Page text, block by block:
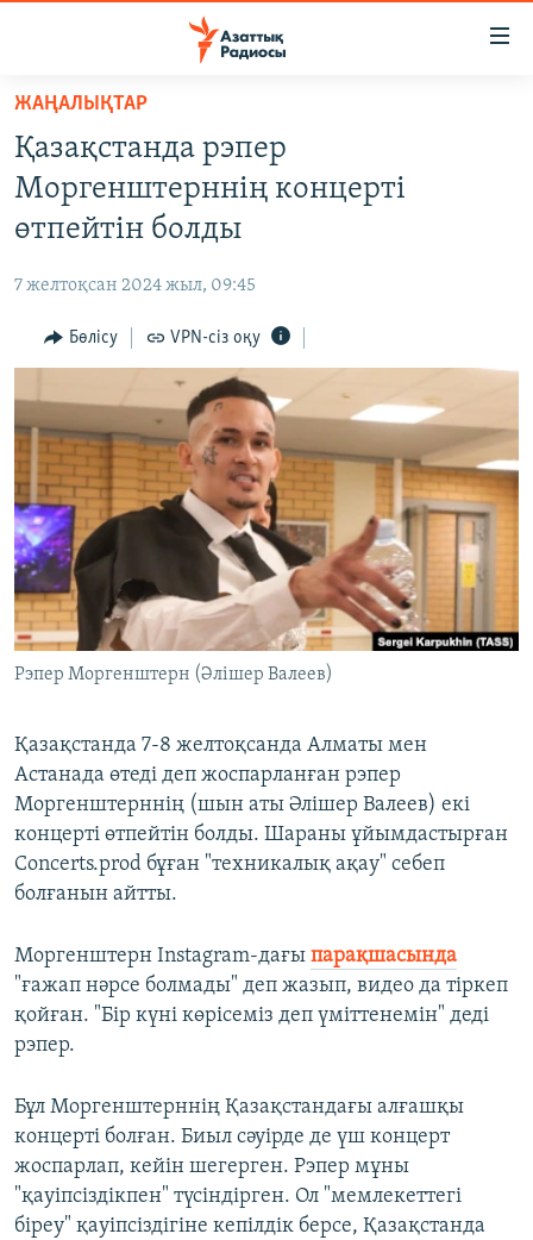
Skip
main
content
main
to
САЯСАТ
AZATTYQTV
АДАМ ҚҰҚЫҚТАРЫ
ӘЛЕУМЕТ
АРНАЙЫ ЖОБАЛАР
Русский
ЖАЗЫЛЫҢЫЗ
Басқа тілдерде
ЖАҢАЛЫҚТАР
Қазақстанда рэпер
Моргенштерннің концерті
өтпейтін болды
7 желтоқсан 2024 жыл, 09:45
Бөлісу VPN-сіз оқу
Рэпер Моргенштерн (Әлішер Валеев)
Қазақстанда 7-8 желтоқсанда Алматы мен
Астанада өтеді деп жоспарланған рэпер
Моргенштерннің (шын аты Әлішер Валеев) екі
концерті өтпейтін болды. Шараны ұйымдастырған
Concerts.prod бұған "техникалық ақау" себеп
болғанын айтты.
Моргенштерн Instagram-дағы парақшасында
"ғажап нәрсе болмады" деп жазып, видео да тіркеп
қойған. "Бір күні көрісеміз деп үміттенемін" деді
рэпер.
Бұл Моргенштерннің Қазақстандағы алғашқы
концерті болған. Биыл сәуірде де үш концерт
жоспарлап, кейін шегерген. Рэпер мұны
"қауіпсіздікпен" түсіндірген. Ол "мемлекеттегі
біреу" қауіпсіздігіне кепілдік берсе, Қазақстанда